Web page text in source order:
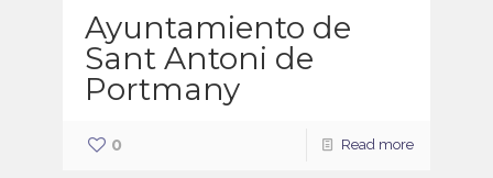
Ayuntamiento de
Sant Antoni de
Portmany
0 Read more